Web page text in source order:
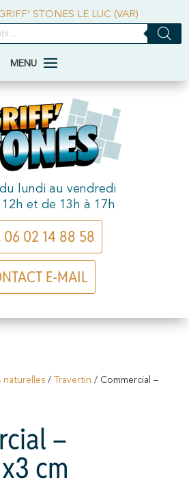
STONES LE LUC (VAR)
lundi au vendredi
et de 13h à 17h
06 02 14 88 58
E-MAIL
naturelles/ Travertin / Commercial –
–
cm